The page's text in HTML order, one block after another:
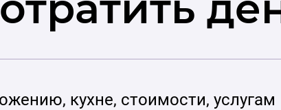
кухне, стоимости, услугам